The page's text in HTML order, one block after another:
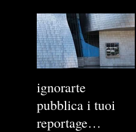
ignorarte
pubblica i tuoi
reportage